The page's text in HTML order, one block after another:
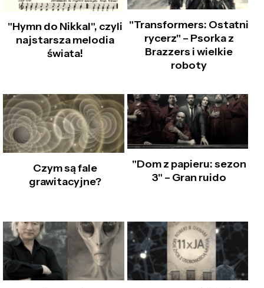
"Hymn do Nikkal", czyli
najstarsza melodia
świata!
"Transformers: Ostatni
rycerz" – Psorka z
Brazzers i wielkie
roboty
Czym są fale
grawitacyjne?
"Dom z papieru: sezon
3" – Gran ruido